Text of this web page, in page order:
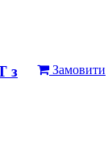
Замовити
з